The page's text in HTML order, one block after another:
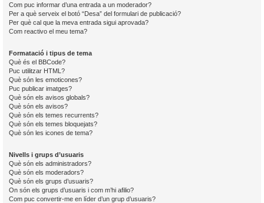
Com puc informar d’una entrada a un moderador?
Per a què serveix el botó “Desa” del formulari de publicació?
Per què cal que la meva entrada sigui aprovada?
Com reactivo el meu tema?
Formatació i tipus de tema
Què és el BBCode?
Puc utilitzar HTML?
Què són les emoticones?
Puc publicar imatges?
Què són els avisos globals?
Què són els avisos?
Què són els temes recurrents?
Què són els temes bloquejats?
Què són les icones de tema?
Nivells i grups d’usuaris
Què són els administradors?
Què són els moderadors?
Què són els grups d’usuaris?
On són els grups d’usuaris i com m’hi afilio?
Com puc convertir-me en líder d’un grup d’usuaris?